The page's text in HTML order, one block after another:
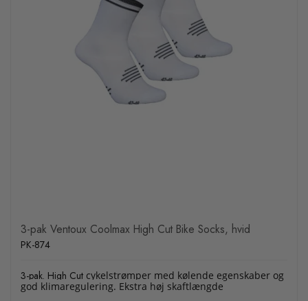
3-pak Ventoux Coolmax High Cut Bike Socks, hvid
PK-874
3-pak. High Cut cykelstrømper med kølende egenskaber og
god klimaregulering. Ekstra høj skaftlængde